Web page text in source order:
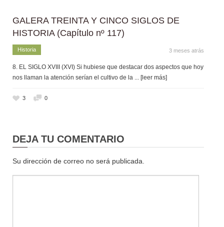
GALERA TREINTA Y CINCO SIGLOS DE
HISTORIA (Capítulo nº 117)
Historia 3 meses atrás
8. EL SIGLO XVIII (XVI) Si hubiese que destacar dos aspectos que hoy
nos llaman la atención serían el cultivo de la ... [leer más]
3 0
DEJA TU COMENTARIO
Su dirección de correo no será publicada.